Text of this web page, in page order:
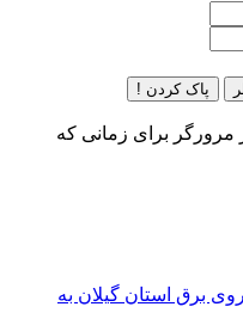
پاک کردن !
مرورگر برای زمانی که
برق استان گیلان به